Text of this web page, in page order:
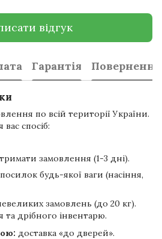
відгук
Гарантія Повернення
по всій території України.
спосіб:
замовлення (1-3 дні).
будь-якої ваги (насіння,
замовлень (до 20 кг).
та дрібного інвентарю.
доставка «до дверей».